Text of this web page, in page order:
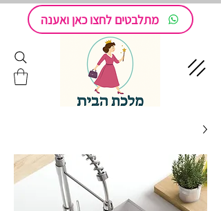
מתלבטים לחצו כאן ואענה